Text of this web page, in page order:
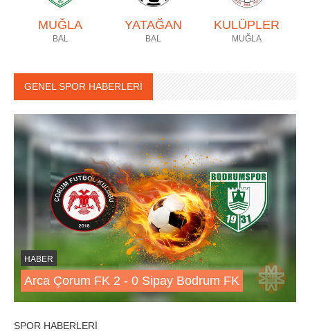
MUĞLA
BAL
YATAĞAN
BAL
KULÜPLER
MUĞLA
GENEL SPOR HABERLERİ
HABER
Arca Çorum FK 2 - 0 Sipay Bodrum FK
SPOR HABERLERİ